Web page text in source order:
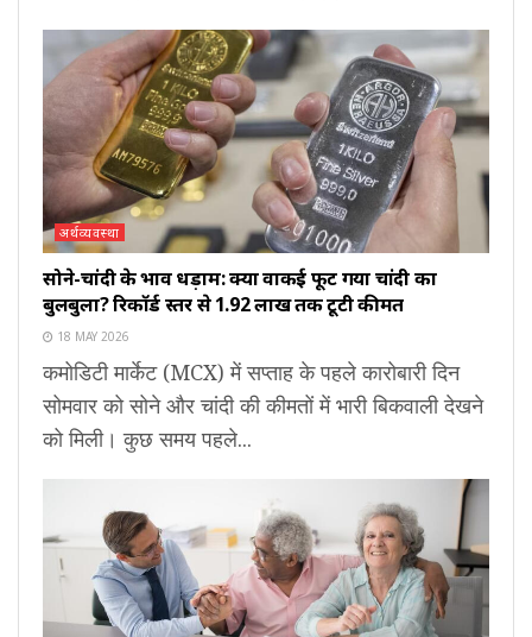
अर्थव्यवस्था
सोने-चांदी के भाव धड़ाम: क्या वाकई फूट गया चांदी का
बुलबुला? रिकॉर्ड स्तर से ₹1.92 लाख तक टूटी कीमतें
18 MAY 2026
कमोडिटी मार्केट (MCX) में सप्ताह के पहले कारोबारी दिन
सोमवार को सोने और चांदी की कीमतों में भारी बिकवाली देखने
को मिली। कुछ समय पहले...